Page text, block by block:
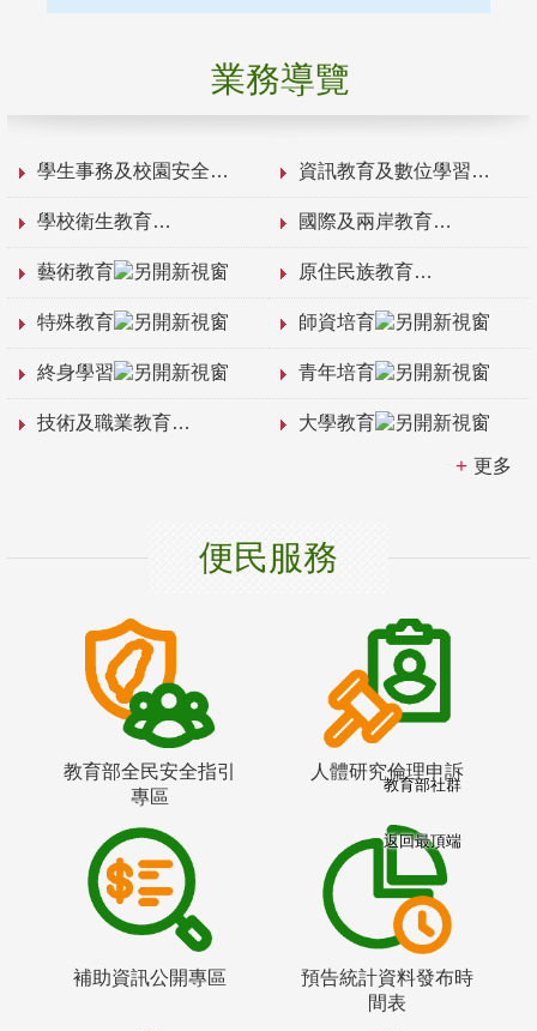
業務導覽
學生事務及校園安全 資訊教育及數位學習
學校衛生教育 國際及兩岸教育
藝術教育 原住民族教育
特殊教育 師資培育
終身學習 青年培育
技術及職業教育 大學教育
更多
便民服務
教育部全民安全指引
專區
人體研究倫理申訴
補助資訊公開專區
預告統計資料發布時
間表
教育部社群
返回最頂端